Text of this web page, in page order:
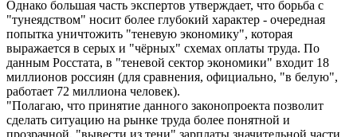
Однако большая часть экспертов утверждает, что борьба с
"тунеядством" носит более глубокий характер - очередная
попытка уничтожить "теневую экономику", которая
выражается в серых и "чёрных" схемах оплаты труда. По
данным Росстата, в "теневой сектор экономики" входит 18
миллионов россиян (для сравнения, официально, "в белую",
работает 72 миллиона человек).
"Полагаю, что принятие данного законопроекта позволит
сделать ситуацию на рынке труда более понятной и
прозрачной, "вывести из тени" зарплаты значительной части